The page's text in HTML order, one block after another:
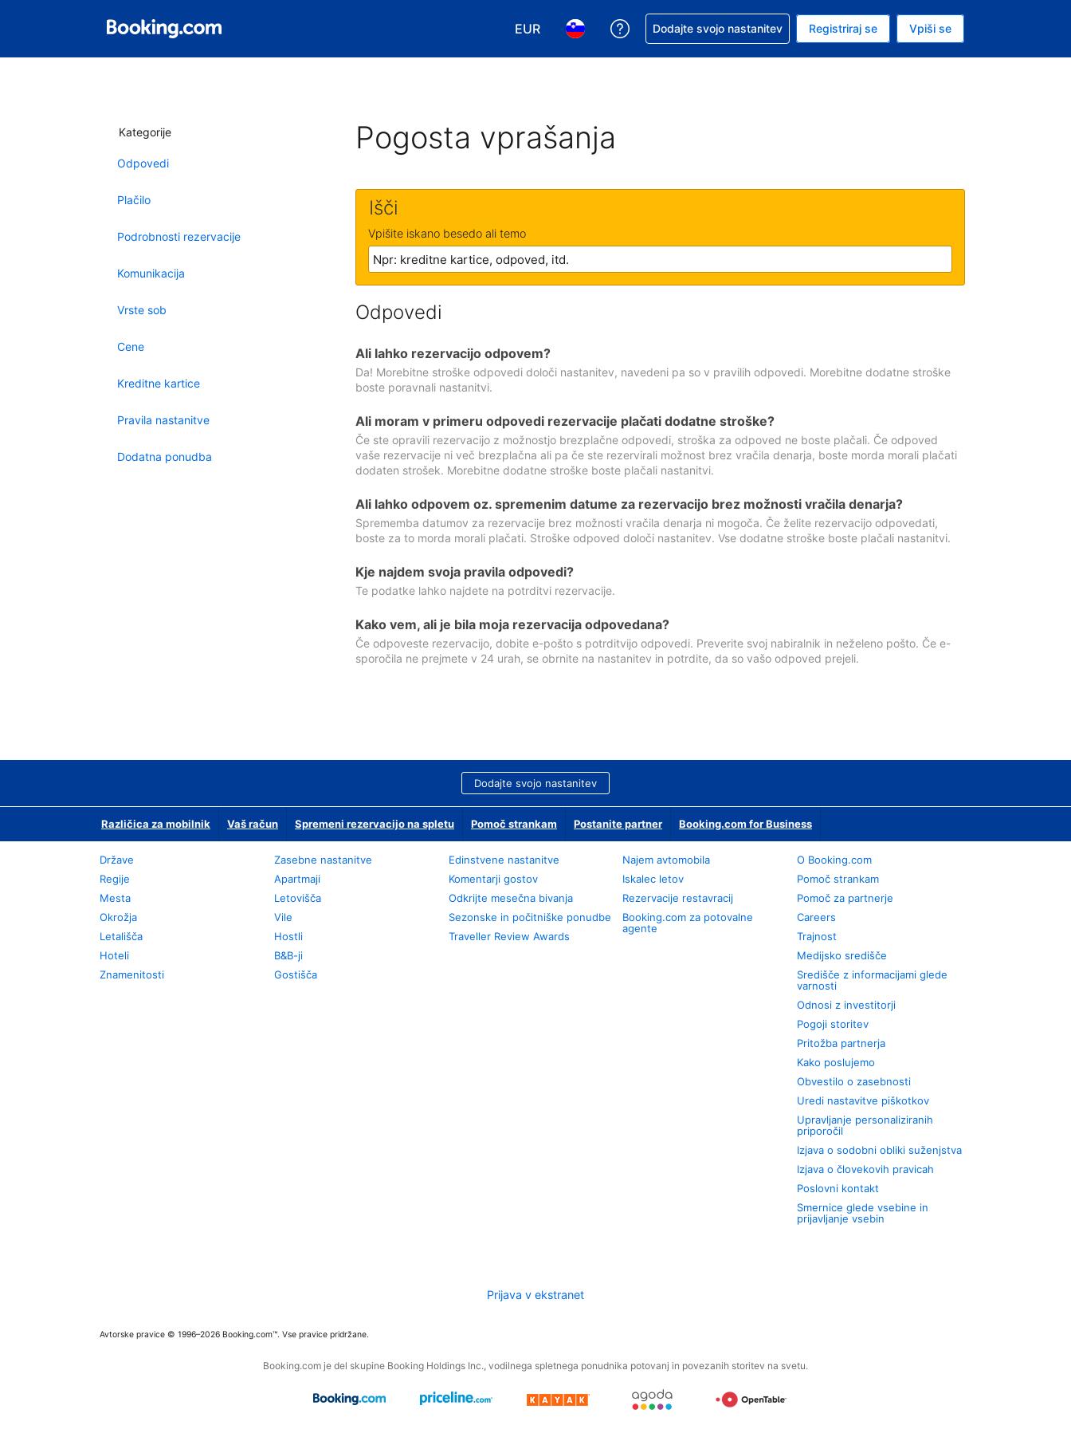
EUR
Izbira valute. Vaša trenutna valuta je evro
Izbira jezika. Vaš trenutni jezik je Slovenščini
Zaprosite za pomoč pri rezervaciji
Dodajte svojo nastanitev Registriraj se Vpiši se
Kategorije
Odpovedi
Plačilo
Podrobnosti rezervacije
Komunikacija
Vrste sob
Cene
Kreditne kartice
Pravila nastanitve
Dodatna ponudba
Pogosta vprašanja
Išči
Vpišite iskano besedo ali temo
Odpovedi
Ali lahko rezervacijo odpovem?
Da! Morebitne stroške odpovedi določi nastanitev, navedeni pa so v pravilih odpovedi. Morebitne dodatne stroške
boste poravnali nastanitvi.
Ali moram v primeru odpovedi rezervacije plačati dodatne stroške?
Če ste opravili rezervacijo z možnostjo brezplačne odpovedi, stroška za odpoved ne boste plačali. Če odpoved
vaše rezervacije ni več brezplačna ali pa če ste rezervirali možnost brez vračila denarja, boste morda morali plačati
dodaten strošek. Morebitne dodatne stroške boste plačali nastanitvi.
Ali lahko odpovem oz. spremenim datume za rezervacijo brez možnosti vračila denarja?
Sprememba datumov za rezervacije brez možnosti vračila denarja ni mogoča. Če želite rezervacijo odpovedati,
boste za to morda morali plačati. Stroške odpoved določi nastanitev. Vse dodatne stroške boste plačali nastanitvi.
Kje najdem svoja pravila odpovedi?
Te podatke lahko najdete na potrditvi rezervacije.
Kako vem, ali je bila moja rezervacija odpovedana?
Če odpoveste rezervacijo, dobite e-pošto s potrditvijo odpovedi. Preverite svoj nabiralnik in neželeno pošto. Če e-
sporočila ne prejmete v 24 urah, se obrnite na nastanitev in potrdite, da so vašo odpoved prejeli.
Dodajte svojo nastanitev
Različica za mobilnik Vaš račun Spremeni rezervacijo na spletu Pomoč strankam Postanite partner Booking.com for Business
Države
Regije
Mesta
Okrožja
Letališča
Hoteli
Znamenitosti
Zasebne nastanitve
Apartmaji
Letovišča
Vile
Hostli
B&B-ji
Gostišča
Edinstvene nastanitve
Komentarji gostov
Odkrijte mesečna bivanja
Sezonske in počitniške ponudbe
Traveller Review Awards
Najem avtomobila
Iskalec letov
Rezervacije restavracij
Booking.com za potovalne
agente
O Booking.com
Pomoč strankam
Pomoč za partnerje
Careers
Trajnost
Medijsko središče
Središče z informacijami glede
varnosti
Odnosi z investitorji
Pogoji storitev
Pritožba partnerja
Kako poslujemo
Obvestilo o zasebnosti
Uredi nastavitve piškotkov
Upravljanje personaliziranih
priporočil
Izjava o sodobni obliki suženjstva
Izjava o človekovih pravicah
Poslovni kontakt
Smernice glede vsebine in
prijavljanje vsebin
Prijava v ekstranet
Avtorske pravice © 1996–2026 Booking.com™. Vse pravice pridržane.
Booking.com je del skupine Booking Holdings Inc., vodilnega spletnega ponudnika potovanj in povezanih storitev na svetu.